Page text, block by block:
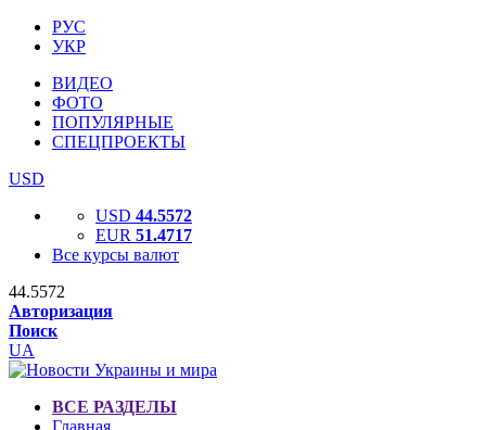
РУС
УКР
ВИДЕО
ФОТО
ПОПУЛЯРНЫЕ
СПЕЦПРОЕКТЫ
USD
USD 44.5572
EUR 51.4717
Все курсы валют
44.5572
Авторизация
Поиск
UA
ВСЕ РАЗДЕЛЫ
Главная